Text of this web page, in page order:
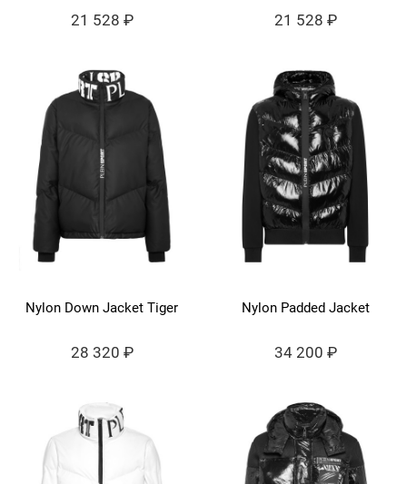
21 528 ₽ 21 528 ₽
Nylon Down Jacket Tiger
28 320 ₽
Nylon Padded Jacket
34 200 ₽